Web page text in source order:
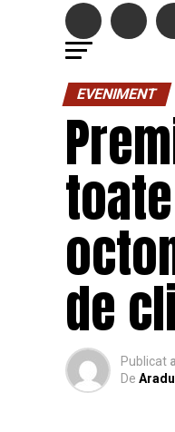
EVENIMENT
de
Publicat
De